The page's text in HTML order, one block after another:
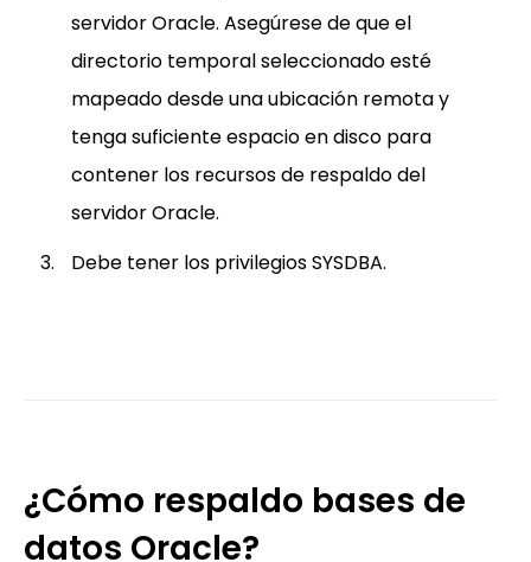
servidor Oracle. Asegúrese de que el
directorio temporal seleccionado esté
mapeado desde una ubicación remota y
tenga suficiente espacio en disco para
contener los recursos de respaldo del
servidor Oracle.
Debe tener los privilegios SYSDBA.
¿Cómo respaldo bases de
datos Oracle?